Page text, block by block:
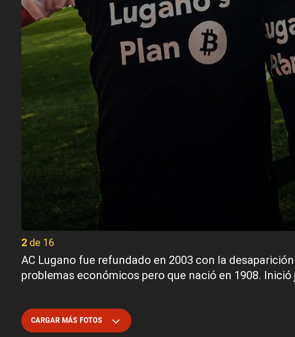
2 de 16
AC Lugano fue refundado en 2003 con la
problemas económicos pero que nació en 1908.
CARGAR MÁS FOTOS